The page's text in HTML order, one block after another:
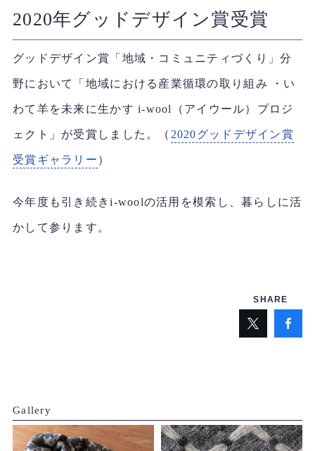
2020年グッドデザイン賞受賞
グッドデザイン賞「地域・コミュニティづくり」分
野において「地域における産業循環の取り組み ・い
わて羊を未来に生かす i-wool（アイウール）プロジ
ェクト」が受賞しました。（ 2020グッドデザイン賞
受賞ギャラリー ）
今年度も引き続きi-woolの活用を模索し、暮らしに活
かして参ります。
SHARE
Gallery